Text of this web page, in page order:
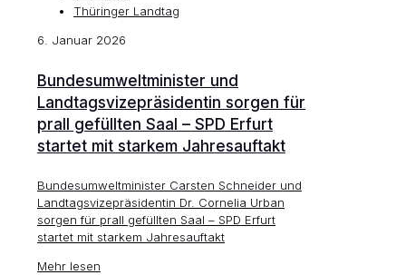
Thüringer Landtag
6. Januar 2026
Bundesumweltminister und
Landtagsvizepräsidentin sorgen für
prall gefüllten Saal – SPD Erfurt
startet mit starkem Jahresauftakt
Bundesumweltminister Carsten Schneider und
Landtagsvizepräsidentin Dr. Cornelia Urban
sorgen für prall gefüllten Saal – SPD Erfurt
startet mit starkem Jahresauftakt
Mehr lesen